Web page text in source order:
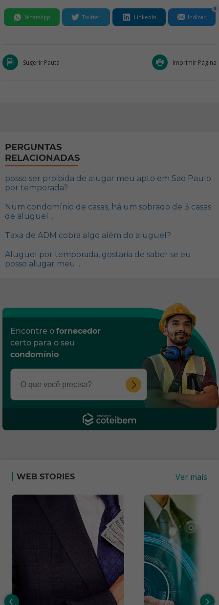
WhatsApp Twitter LinkedIn Indicar
0
Sugerir Pauta Imprimir Página
PERGUNTAS
RELACIONADAS
posso ser proibida de alugar meu apto em Sao Paulo
por temporada?
Num condomínio de casas, há um sobrado de 3 casas
de aluguel ...
Taxa de ADM cobra algo além do aluguel?
Aluguel por temporada, gostaria de saber se eu
posso alugar meu ...
Encontre o fornecedor
certo para o seu
condomínio
WEB STORIES Ver mais
‹ ›